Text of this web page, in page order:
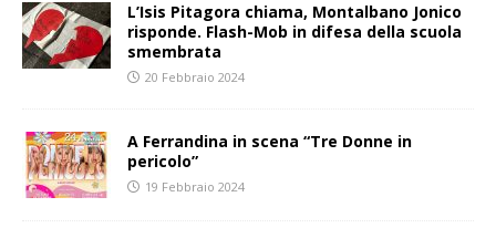
L’Isis Pitagora chiama, Montalbano Jonico
risponde. Flash-Mob in difesa della scuola
smembrata
20 Febbraio 2024
A Ferrandina in scena “Tre Donne in
pericolo”
19 Febbraio 2024